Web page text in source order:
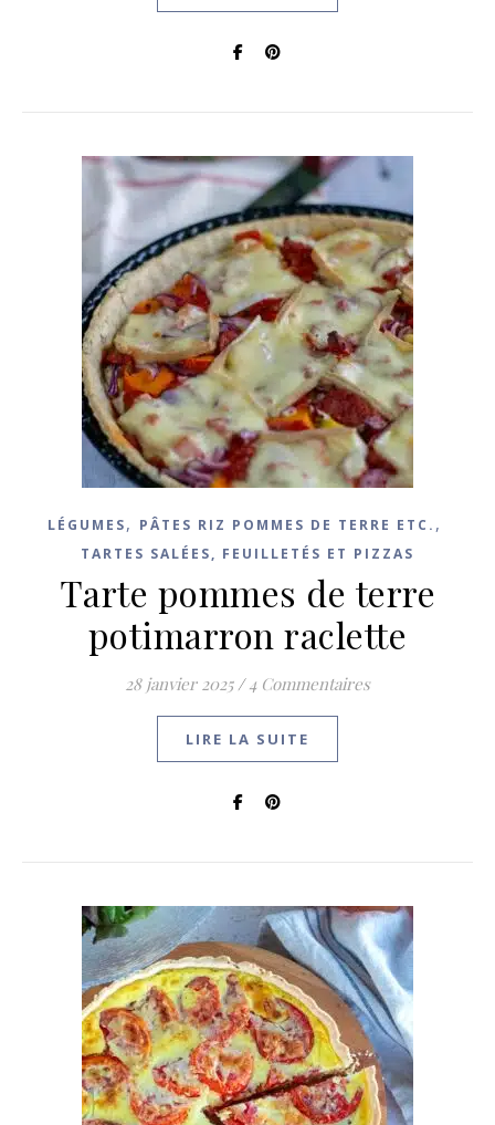
LÉGUMES, PÂTES RIZ POMMES DE TERRE ETC. ,
TARTES SALÉES, FEUILLETÉS ET PIZZAS
Tarte pommes de terre
potimarron raclette
28 janvier 2025 / 4 Commentaires
LIRE LA SUITE